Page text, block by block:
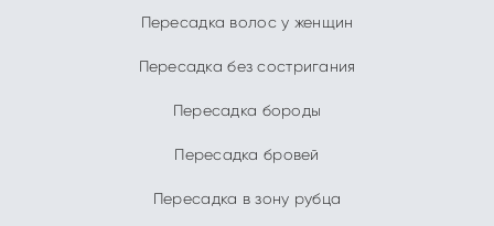
Пересадка волос у женщин
Пересадка без состригания
Пересадка бороды
Пересадка бровей
Пересадка в зону рубца